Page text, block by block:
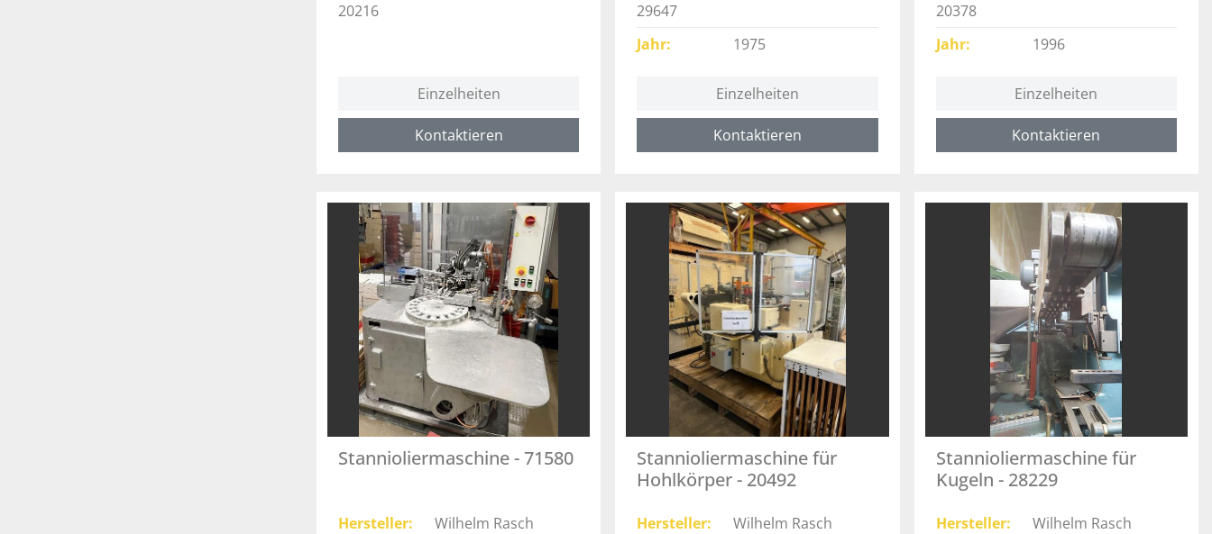
20216
Einzelheiten
Kontaktieren
29647
Jahr
1975
Einzelheiten
Kontaktieren
20378
Jahr
1996
Einzelheiten
Kontaktieren
Stannioliermaschine - 71580
Hersteller
Wilhelm Rasch
Stannioliermaschine für
Hohlkörper - 20492
Hersteller
Wilhelm Rasch
Stannioliermaschine für
Kugeln - 28229
Hersteller
Wilhelm Rasch